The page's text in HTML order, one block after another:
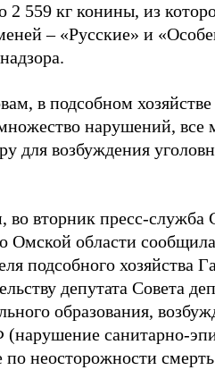
2 559 кг конины, из
– «Русские» и
в подсобном
нарушений, все
для возбуждения
вторник пресс-служба
области
подсобного хозяйства
депутата Совета
образования,
санитарно-
по неосторожности